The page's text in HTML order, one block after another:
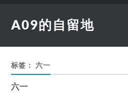
A09的自留地
标签：六一
六一